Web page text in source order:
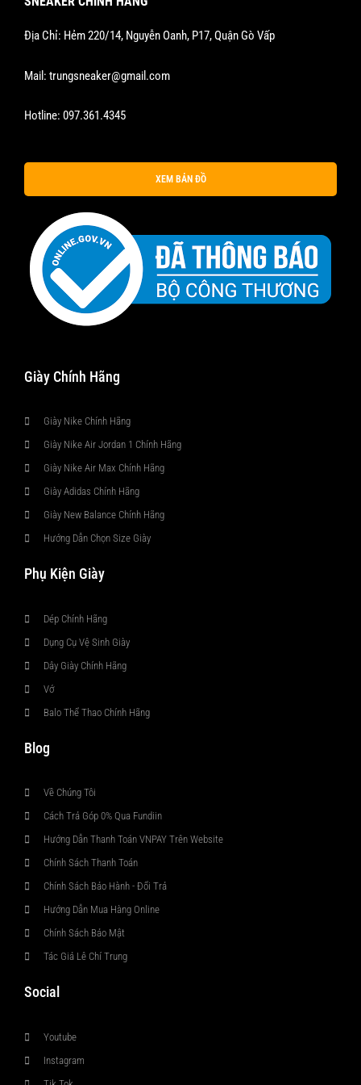
Địa Chỉ: Hẻm 220/14, Nguyễn Oanh, P17, Quận Gò Vấp
Mail: trungsneaker@gmail.com
Hotline: 097.361.4345
XEM BẢN ĐỒ
Giày Chính Hãng
Giày Nike Chính Hãng
Giày Nike Air Jordan 1 Chính Hãng
Giày Nike Air Max Chính Hãng
Giày Adidas Chính Hãng
Giày New Balance Chính Hãng
Hướng Dẫn Chọn Size Giày
Phụ Kiện Giày
Dép Chính Hãng
Dụng Cụ Vệ Sinh Giày
Dây Giày Chính Hãng
Vớ
Balo Thể Thao Chính Hãng
Blog
Về Chúng Tôi
Cách Trả Góp 0% Qua Fundiin
Hướng Dẫn Thanh Toán VNPAY Trên Website
Chính Sách Thanh Toán
Chính Sách Bảo Hành - Đổi Trả
Hướng Dẫn Mua Hàng Online
Chính Sách Bảo Mật
Tác Giả Lê Chí Trung
Social
Youtube
Instagram